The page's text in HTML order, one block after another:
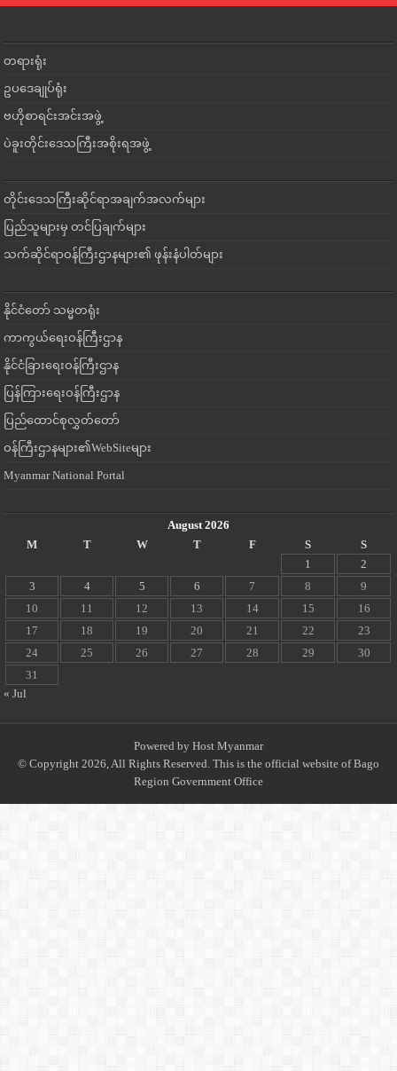
တရားရုံး
ဥပဒေချုပ်ရုံး
ဗဟိုစာရင်းအင်းအဖွဲ့
ပဲခူးတိုင်းဒေသကြီးအစိုးရအဖွဲ့
တိုင်းဒေသကြီးဆိုင်ရာအချက်အလက်များ
ပြည်သူများမှ တင်ပြချက်များ
သက်ဆိုင်ရာဝန်ကြီးဌာနများ၏ ဖုန်းနံပါတ်များ
နိုင်ငံတော် သမ္မတရုံး
ကာကွယ်ရေးဝန်ကြီးဌာန
နိုင်ငံခြားရေးဝန်ကြီးဌာန
ပြန်ကြားရေးဝန်ကြီးဌာန
ပြည်ထောင်စုလွှတ်တော်
ဝန်ကြီးဌာနများ၏WebSiteများ
Myanmar National Portal
August 2026
M
T W T F S
S
1
2
3
4 5 6 7 8
9
10
11 12 13 14 15
16
17
18 19 20 21 22
23
24
25 26 27 28 29
30
31
« Jul
Powered by Host Myanmar
© Copyright 2026, All Rights Reserved. This is the official website of Bago
Region Government Office